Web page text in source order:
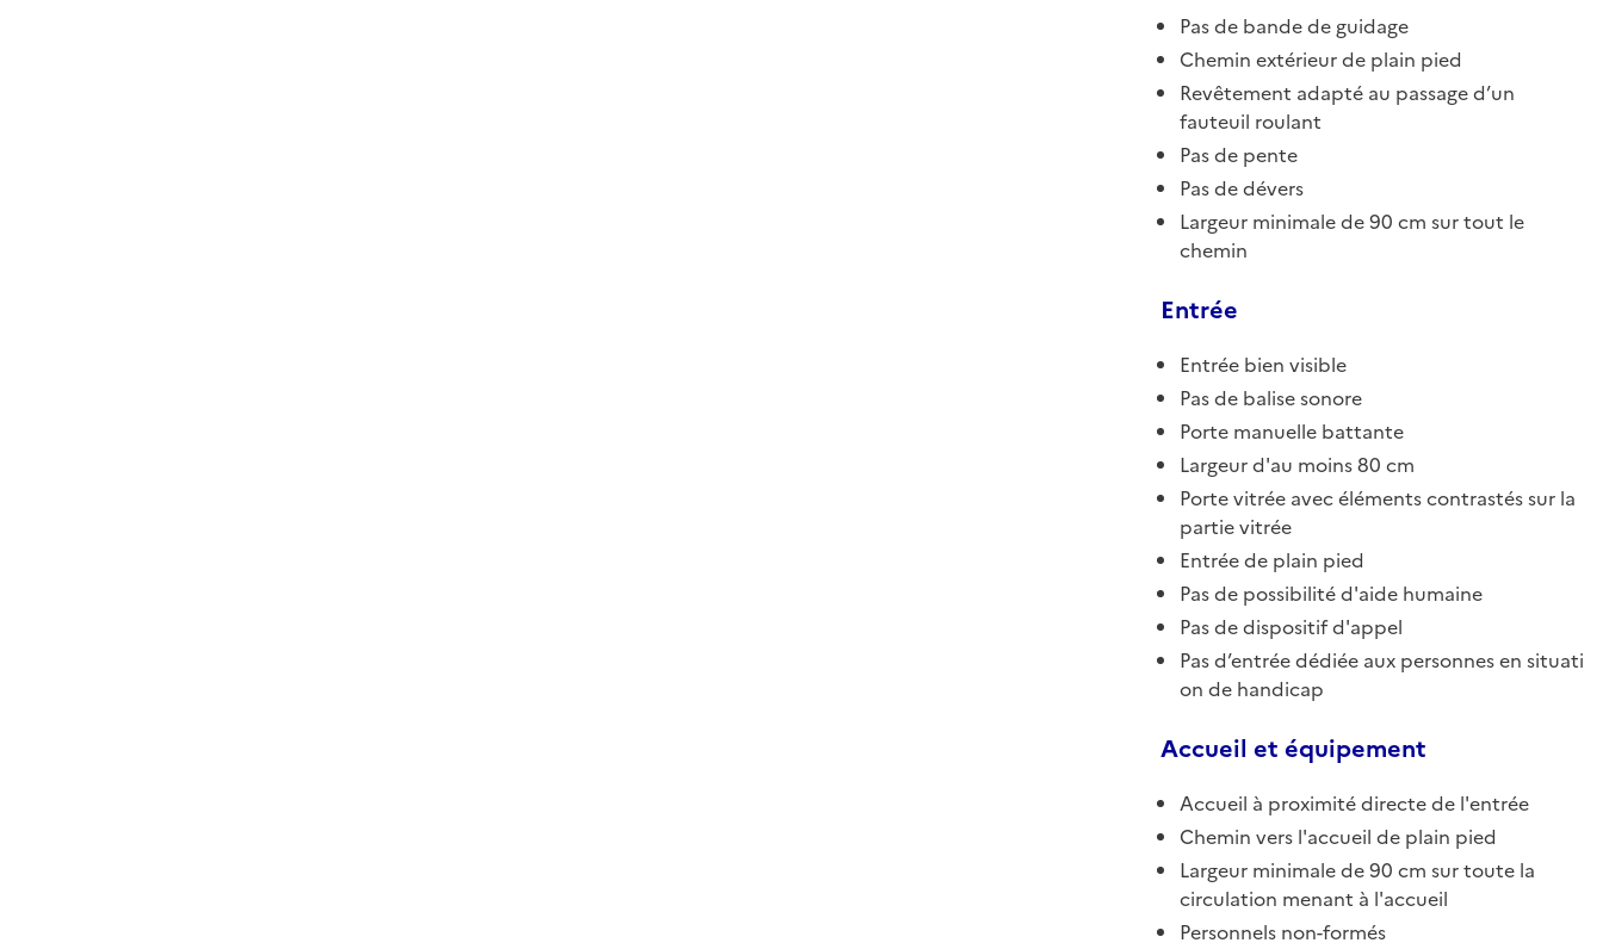
Pas de bande de guidage
Chemin extérieur de plain pied
Revêtement adapté au passage d’un
fauteuil roulant
Pas de pente
Pas de dévers
Largeur minimale de 90 cm sur tout le
chemin
Entrée
Entrée bien visible
Pas de balise sonore
Porte manuelle battante
Largeur d'au moins 80 cm
Porte vitrée avec éléments contrastés sur la
partie vitrée
Entrée de plain pied
Pas de possibilité d'aide humaine
Pas de dispositif d'appel
Pas d’entrée dédiée aux personnes en situati
on de handicap
Accueil et équipement
Accueil à proximité directe de l'entrée
Chemin vers l'accueil de plain pied
Largeur minimale de 90 cm sur toute la
circulation menant à l'accueil
Personnels non-formés